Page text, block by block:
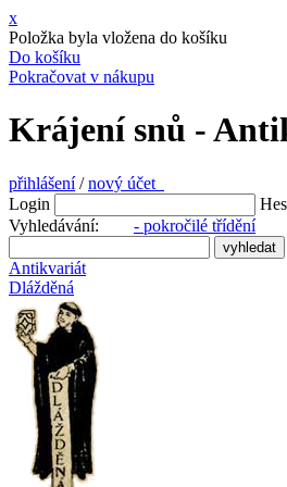
x
Položka byla vložena do košíku
Do košíku
Pokračovat v nákupu
Krájení snů -
přihlášení/nový účet
Login
Vyhledávání: - pokročilé třídění
Antikvariát
Dlážděná